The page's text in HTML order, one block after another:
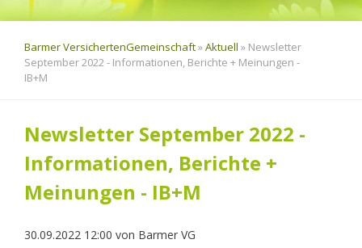
Barmer VersichertenGemeinschaft»Aktuell » Newsletter
September 2022 - Informationen, Berichte + Meinungen -
IB+M
Newsletter September 2022 -
Informationen, Berichte +
Meinungen - IB+M
30.09.2022 12:00 von Barmer VG